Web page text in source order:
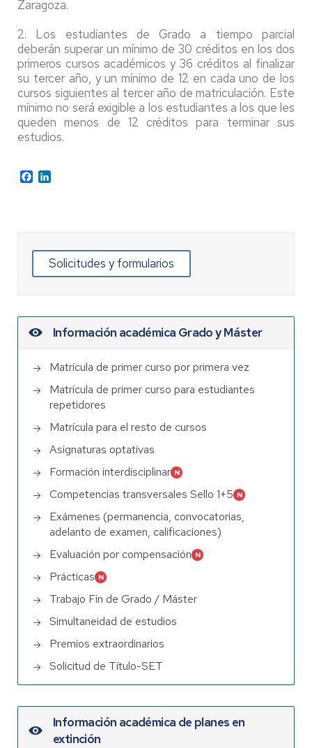
Zaragoza.
2. Los estudiantes de Grado a tiempo parcial
deberán superar un mínimo de 30 créditos en los dos
primeros cursos académicos y 36 créditos al finalizar
su tercer año, y un mínimo de 12 en cada uno de los
cursos siguientes al tercer año de matriculación. Este
mínimo no será exigible a los estudiantes a los que les
queden menos de 12 créditos para terminar sus
estudios.
Facebook
Solicitudes y formularios
Información académica Grado y Máster
Matrícula de primer curso por primera vez
Matrícula de primer curso para estudiantes
repetidores
Matrícula para el resto de cursos
Asignaturas optativas
Formación interdisciplinar
Competencias transversales Sello 1+5
Exámenes (permanencia, convocatorias,
adelanto de examen, calificaciones)
Evaluación por compensación
Prácticas
Trabajo Fin de Grado / Máster
Simultaneidad de estudios
Premios extraordinarios
Solicitud de Título-SET
Información académica de planes en
extinción